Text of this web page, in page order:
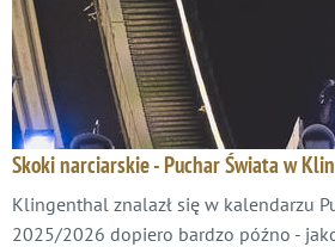
Skoki narciarskie - Puchar Świata w
Klingenthal znalazł się w kalendarzu
2025/2026 dopiero bardzo późno -